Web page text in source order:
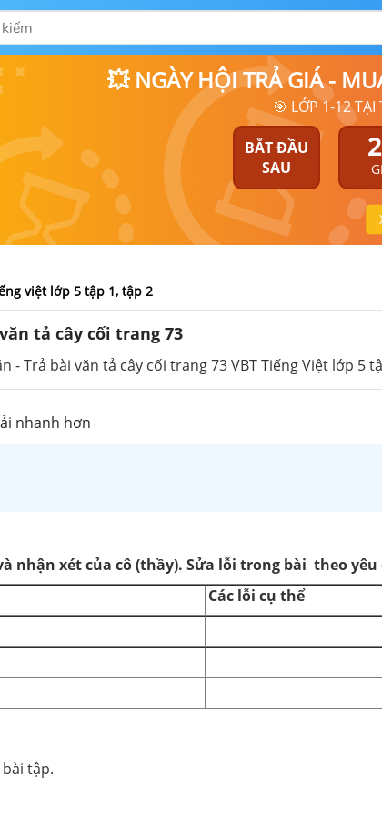
💥 NGÀY HỘI TRẢ GIÁ -
🎯 LỚP 1-12
BẮT ĐẦU
SAU
việt lớp 5 tập 1, tập 2
tả cây cối trang 73
- Trả bài văn tả cây cối trang 73 VBT Tiếng Việt lớp
nhanh hơn
nhận xét của cô (thầy). Sửa lỗi trong bài theo yêu
Các lỗi cụ thể
tập.